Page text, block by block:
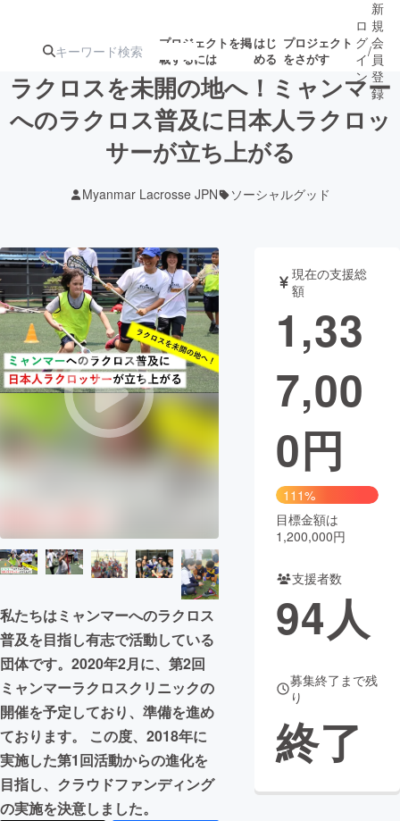
プロジェクトを掲
載するには
はじ
める
プロジェクト
をさがす
注目のリ 注目の新着プロ募集終了が近いプ
テクノロジー・ガジェット
映像・映画 書籍・雑誌
ビジネス・起業 チャレンジ
まちづくり・地域活性化
CAMPFIRE Creation
コミュニティ
ロ
グ
イ
ン
/
新
規
会
員
登
録
ラクロスを未開の地へ！ミャンマー
へのラクロス普及に日本人ラクロッ
サーが立ち上がる
Myanmar Lacrosse JPN ソーシャルグッド
私たちはミャンマーへのラクロス
普及を目指し有志で活動している
団体です。2020年2月に、第2回
ミャンマーラクロスクリニックの
開催を予定しており、準備を進め
ております。 この度、2018年に
実施した第1回活動からの進化を
目指し、クラウドファンディング
の実施を決意しました。
現在の支援総
額
1,33
7,00
0円
111%
目標金額は
1,200,000円
支援者数
94人
募集終了まで残
り
終了